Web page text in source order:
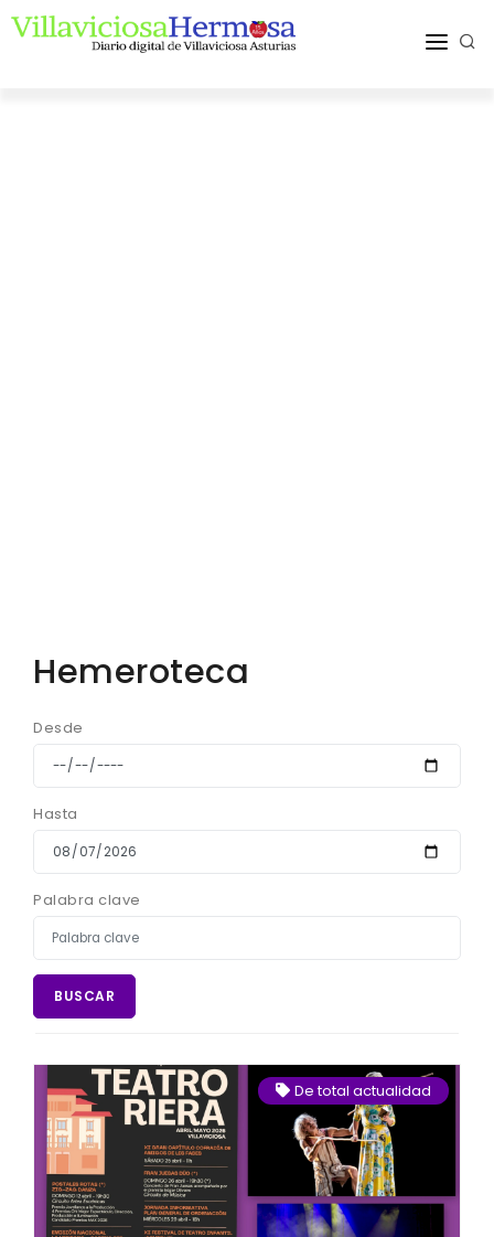
Hemeroteca
Desde
Hasta
Palabra clave
BUSCAR
De total actualidad